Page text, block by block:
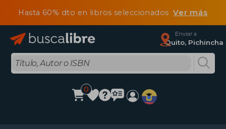
Hasta 60% dto en libros seleccionadosVer más
Enviar a
Quito, Pichincha
0